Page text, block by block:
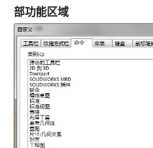
部功能区域